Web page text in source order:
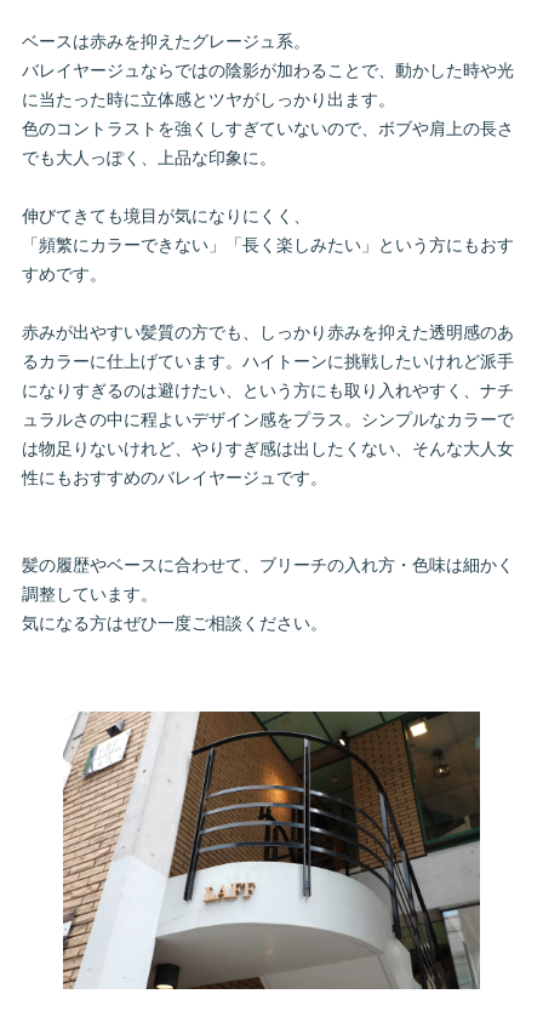
ベースは赤みを抑えたグレージュ系。
バレイヤージュならではの陰影が加わることで、動かした時や光
に当たった時に立体感とツヤがしっかり出ます。
色のコントラストを強くしすぎていないので、ボブや肩上の長さ
でも大人っぽく、上品な印象に。
伸びてきても境目が気になりにくく、
「頻繁にカラーできない」「長く楽しみたい」という方にもおす
すめです。
赤みが出やすい髪質の方でも、しっかり赤みを抑えた透明感のあ
るカラーに仕上げています。ハイトーンに挑戦したいけれど派手
になりすぎるのは避けたい、という方にも取り入れやすく、ナチ
ュラルさの中に程よいデザイン感をプラス。シンプルなカラーで
は物足りないけれど、やりすぎ感は出したくない、そんな大人女
性にもおすすめのバレイヤージュです。
髪の履歴やベースに合わせて、ブリーチの入れ方・色味は細かく
調整しています。
気になる方はぜひ一度ご相談ください。